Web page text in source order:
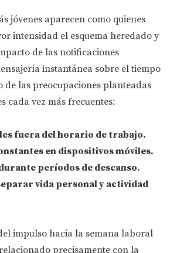
jóvenes aparecen como quienes
intensidad el esquema heredado y
de las notificaciones
instantánea sobre el tiempo
de las preocupaciones planteadas
cada vez más frecuentes:
fuera del horario de trabajo.
en dispositivos móviles.
períodos de descanso.
vida personal y actividad
impulso hacia la semana laboral
precisamente con la